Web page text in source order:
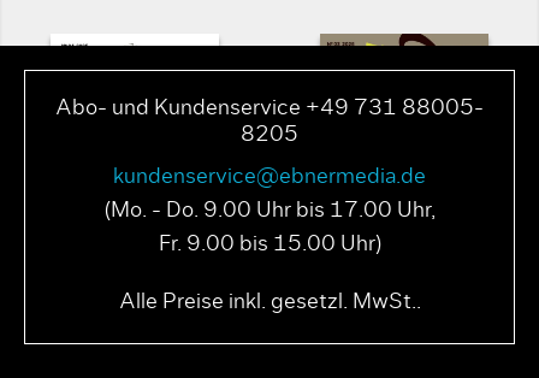
Abo- und Kundenservice +49 731 88005-
8205
kundenservice@ebnermedia.de
(Mo. - Do. 9.00 Uhr bis 17.00 Uhr,
Fr. 9.00 bis 15.00 Uhr)
Alle Preise inkl. gesetzl. MwSt..